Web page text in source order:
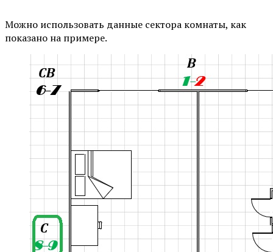
Можно использовать данные сектора комнаты, как
показано на примере.